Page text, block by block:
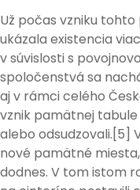
Už počas vzniku
ukázala existencia
v súvislosti s
spoločenstvá sa
aj v rámci celého
vznik pamätnej
alebo odsudzovali.[5]
nové pamätné
dodnes. V tom istom